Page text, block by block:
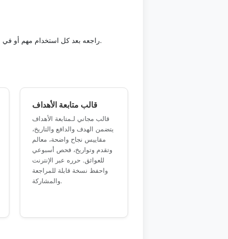
راجعه بعد كل استخدام مهم أو في موعد ثابت. المراجعة المنتظمة تساعدك على تحديث تخطيط شخصي أو دراسي أو عملي قبل أن تصبح المعلومات قديمة.
قالب متابعة الأهداف
قالب مجاني لـمتابعة الأهداف
يتضمن الهدف والدافع والتاريخ،
مقاييس نجاح واضحة، معالم
وتقدم وتواريخ، فحص أسبوعي
للعوائق. حرره عبر الإنترنت
واحفظ نسخة قابلة للمراجعة
والمشاركة.